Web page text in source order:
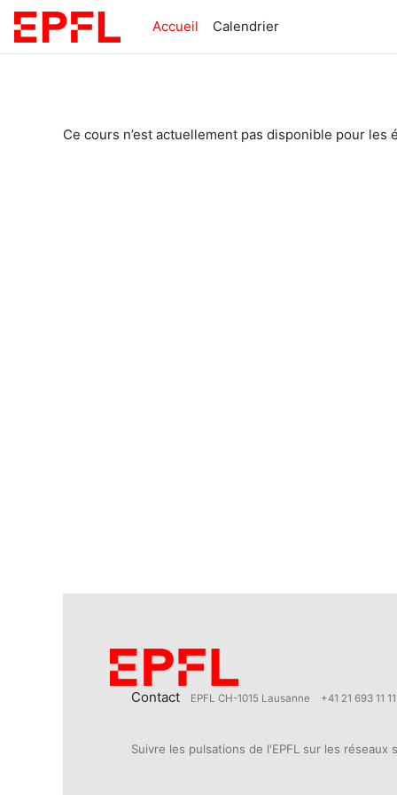
Passer au contenu principal
Accueil
Calendrier
Ce cours n’est actuellement pas disponible pour les
Contact EPFL CH-1015 Lausanne +41 21 693 11 11
Suivre les pulsations de l'EPFL sur les réseaux